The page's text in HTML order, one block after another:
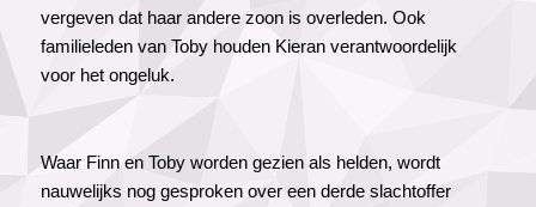
vergeven dat haar andere zoon is overleden. Ook
familieleden van Toby houden Kieran verantwoordelijk
voor het ongeluk.
Waar Finn en Toby worden gezien als helden, wordt
nauwelijks nog gesproken over een derde slachtoffer